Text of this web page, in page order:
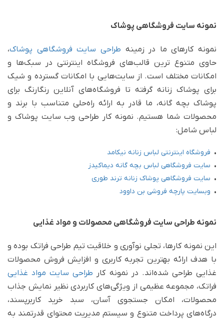
نمونه سایت فروشگاهی پوشاک
نمونه کارهای ما در زمینه طراحی سایت فروشگاهی پوشاک،
حاوی متنوع ترین قالب‌های فروشگاه اینترنتی در سبک‌ها و
امکانات مختلف است. از سایت‌هایی با امکانات گسترده و شیک
برای پوشاک زنانه گرفته تا فروشگاه‌های آنلاین رنگارنگ برای
پوشاک بچه گانه، ما قادر به ارائه راه‌حلی متناسب با برند و
محصولات شما هستیم. نمونه کار طراحی وب سایت پوشاک و
لباس شامل:
• فروشگاه اینترنتی لباس زنانه نیکامد
• سایت فروشگاهی لباس بچه گانه دیماکیدز
• سایت فروشگاهی پوشاک زنانه ترند طوری
• وبسایت پارچه فروشی بن داوود
نمونه طراحی سایت فروشگاهی محصولات و مواد غذایی
این نمونه کارها، تجلی نوآوری و خلاقیت تیم طراحی فراتک بوده و
با هدف ارائه بهترین تجربه کاربری و افزایش فروش محصولات
غذایی طراحی شده‌اند. در نمونه کار طراحی سایت مواد غذایی
فراتک، مجموعه عظیمی از ویژگی‌های کاربردی نظیر نمایش جذاب
محصولات، امکان جستجوی آسان، سبد خرید کاربرپسند،
درگاه‌های پرداخت متنوع و سیستم مدیریت محتوای قدرتمند به